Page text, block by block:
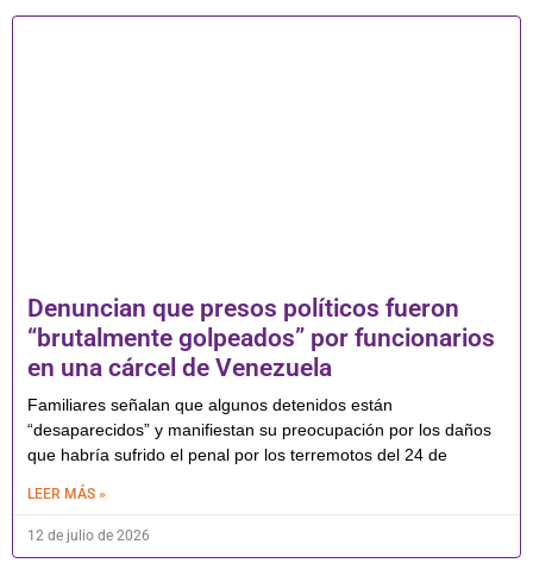
Denuncian que presos políticos fueron
“brutalmente golpeados” por funcionarios
en una cárcel de Venezuela
Familiares señalan que algunos detenidos están
“desaparecidos” y manifiestan su preocupación por los daños
que habría sufrido el penal por los terremotos del 24 de
LEER MÁS »
12 de julio de 2026